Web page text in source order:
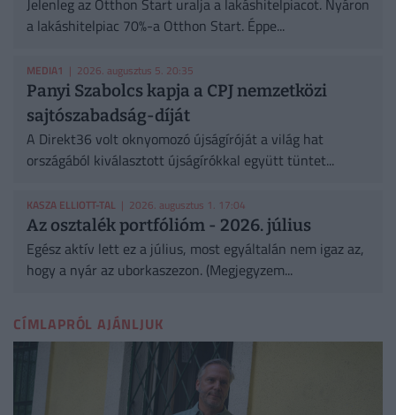
Jelenleg az Otthon Start uralja a lakáshitelpiacot. Nyáron
a lakáshitelpiac 70%-a Otthon Start. Éppe...
MEDIA1 | 2026. augusztus 5. 20:35
Panyi Szabolcs kapja a CPJ nemzetközi
sajtószabadság-díját
A Direkt36 volt oknyomozó újságíróját a világ hat
országából kiválasztott újságírókkal együtt tüntet...
KASZA ELLIOTT-TAL | 2026. augusztus 1. 17:04
Az osztalék portfólióm - 2026. július
Egész aktív lett ez a július, most egyáltalán nem igaz az,
hogy a nyár az uborkaszezon. (Megjegyzem...
CÍMLAPRÓL AJÁNLJUK